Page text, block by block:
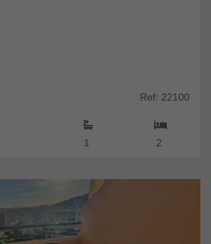
Ref: 22100
2
1